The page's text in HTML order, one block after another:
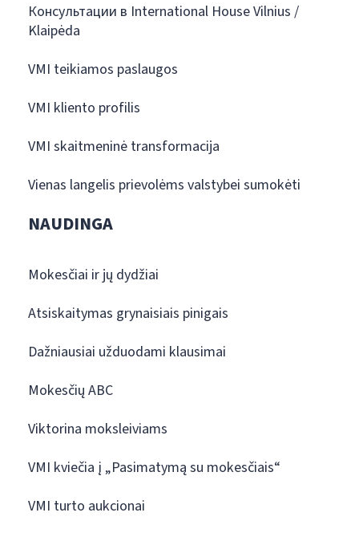
Консультации в International House Vilnius /
Klaipėda
VMI teikiamos paslaugos
VMI kliento profilis
VMI skaitmeninė transformacija
Vienas langelis prievolėms valstybei sumokėti
NAUDINGA
Mokesčiai ir jų dydžiai
Atsiskaitymas grynaisiais pinigais
Dažniausiai užduodami klausimai
Mokesčių ABC
Viktorina moksleiviams
VMI kviečia į „Pasimatymą su mokesčiais“
VMI turto aukcionai